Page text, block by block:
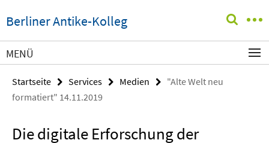
direkt
zu
Inhalt
Berliner Antike-Kolleg
Service-
MENÜ
Startseite Services Medien
"Alte Welt neu
formatiert" 14.11.2019
Die digitale Erforschung der